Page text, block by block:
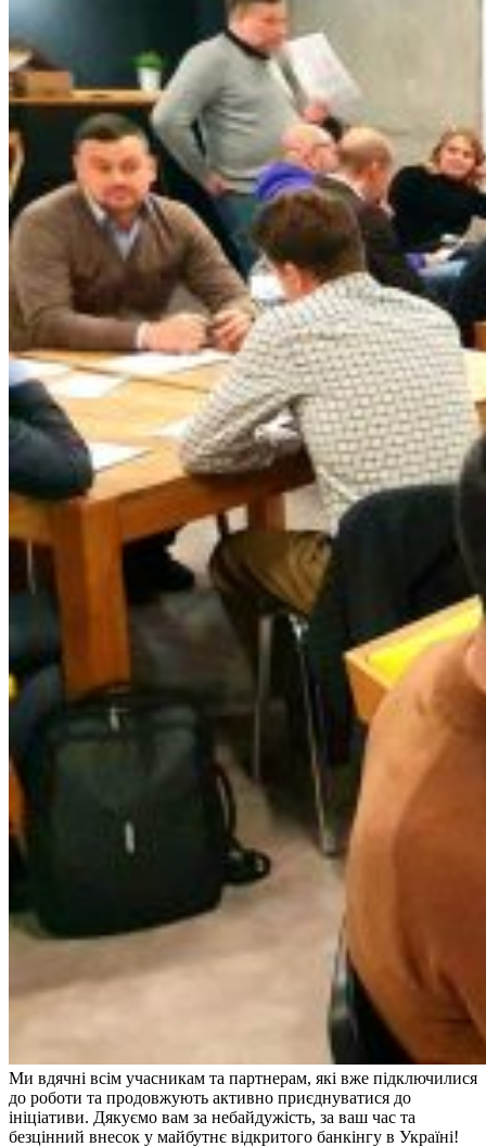
Ми вдячні всім учасникам та партнерам, які вже підключилися
до роботи та продовжують активно приєднуватися до
ініціативи. Дякуємо вам за небайдужість, за ваш час та
безцінний внесок у майбутнє відкритого банкінгу в Україні!